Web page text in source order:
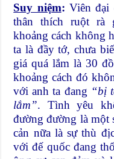
Suy niệm: Viên đại
thân thích ruột rà
khoảng cách không
ta là đầy tớ, chưa
giá quá lắm là 30
khoảng cách đó
với anh ta đang “bị
lắm”. Tình yêu
đường đường là một
cản nữa là sự thù
với đế quốc đang